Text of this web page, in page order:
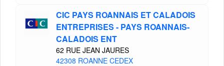
CIC PAYS ROANNAIS ET CALADOIS
ENTREPRISES - PAYS ROANNAIS-
CALADOIS ENT
62 RUE JEAN JAURES
42308 ROANNE CEDEX